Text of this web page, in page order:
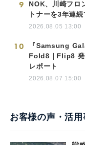
9
NOK、川崎フロ
トナーを3年連
2026.08.05 13:00
10
『Samsung
Fold8｜Flip8 発
レポート
2026.08.07 15:00
お客様の声・活用